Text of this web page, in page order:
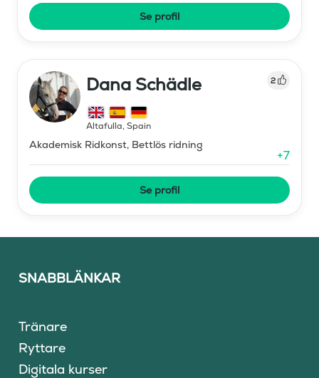
Se profil
Dana Schädle 2
Altafulla, Spain
Akademisk Ridkonst, Bettlös ridning
+7
Se profil
SNABBLÄNKAR
Tränare
Ryttare
Digitala kurser